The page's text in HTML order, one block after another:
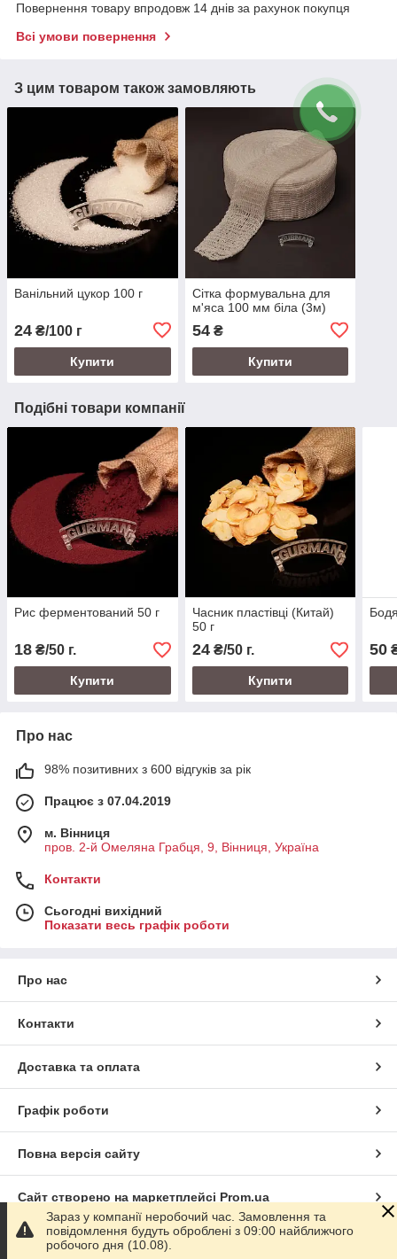
Повернення товару впродовж 14 днів за рахунок покупця
Всі умови повернення
З цим товаром також замовляють
Ванільний цукор 100 г
24 ₴/100 г
Купити
Сітка формувальна для
м'яса 100 мм біла (3м)
54₴
Купити
Подібні товари компанії
Рис ферментований 50 г
18 ₴/50 г.
Купити
Часник пластівці (Китай)
50 г
24₴/50 г.
Купити
50
Про нас
98% позитивних з 600 відгуків за рік
Працює з 07.04.2019
м. Вінниця
пров. 2-й Омеляна Грабця, 9, Вінниця, Україна
Контакти
Сьогодні вихідний
Показати весь графік роботи
Про нас
Контакти
Доставка та оплата
Графік роботи
Повна версія сайту
Сайт створено на маркетплейсі Prom.ua
Політика конфіденційності
Зараз у компанії неробочий час. Замовлення та
повідомлення будуть оброблені з 09:00 найближчого
робочого дня (10.08).